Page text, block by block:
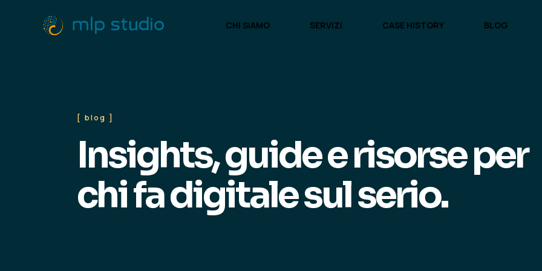
CHI SIAMO SERVIZI CASE HISTORY BLOG
[ blog ]
Insights, guide e risorse per
chi fa digitale sul serio.